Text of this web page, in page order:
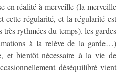
en réalité à merveille (la merveille
cette régularité, et la régularité est
rythmées du temps). les gardes
à la relève de la garde…)
et bientôt nécessaire à la vie de
déséquilibré vient